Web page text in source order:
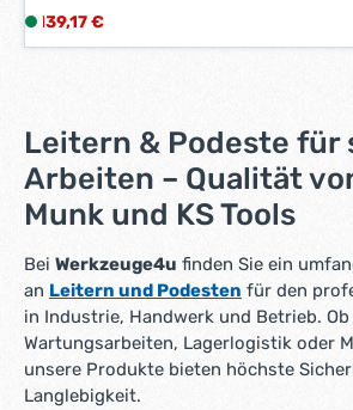
e
Zusammenklappbar Kunststoffkanten an
Laufbühne und den Boden Gesamtgröße
Regulärer Preis:
L
i
r
z
i
:
1
-
3
W
e
139,17 €
Leitern & Podeste für
Arbeiten – Qualität
Munk und KS Tools
Bei Werkzeuge4u finden Sie ein
an Leitern und Podesten für den
in Industrie, Handwerk und Betrieb.
Wartungsarbeiten, Lagerlogistik oder
unsere Produkte bieten höchste
Langlebigkeit.